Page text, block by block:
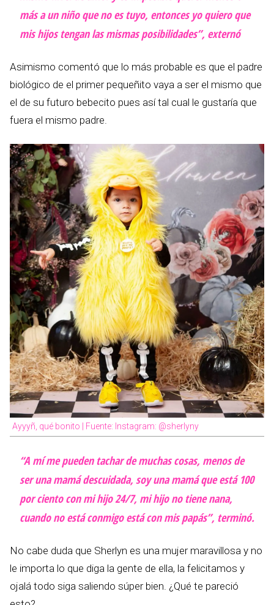
más a un niño que no es tuyo, entonces yo quiero que
mis hijos tengan las mismas posibilidades”, externó
Asimismo comentó que lo más probable es que el padre
biológico de el primer pequeñito vaya a ser el mismo que
el de su futuro bebecito pues así tal cual le gustaría que
fuera el mismo padre.
Ayyyñ, qué bonito | Fuente: Instagram: @sherlyny
“A mí me pueden tachar de muchas cosas, menos de
ser una mamá descuidada, soy una mamá que está 100
por ciento con mi hijo 24/7, mi hijo no tiene nana,
cuando no está conmigo está con mis papás”, terminó.
No cabe duda que Sherlyn es una mujer maravillosa y no
le importa lo que diga la gente de ella, la felicitamos y
ojalá todo siga saliendo súper bien. ¿Qué te pareció